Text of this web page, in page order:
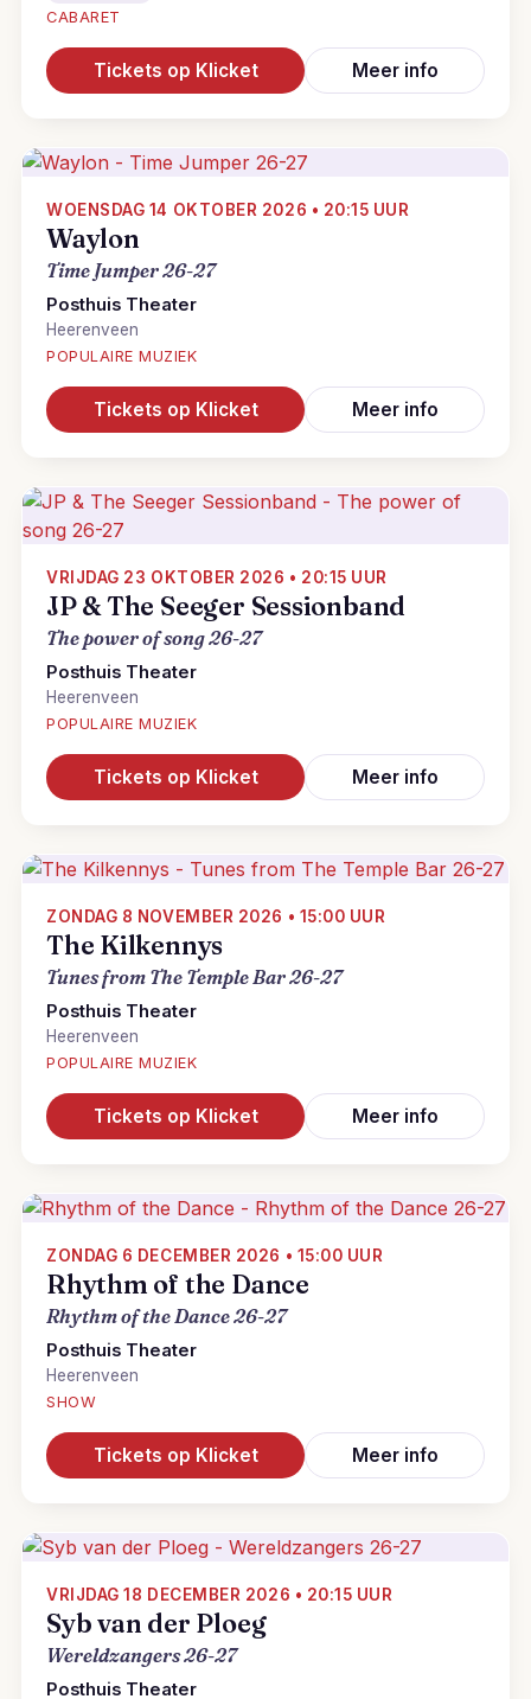
CABARET
Tickets op Klicket Meer info
WOENSDAG 14 OKTOBER 2026 • 20:15 UUR
Waylon
Time Jumper 26-27
Posthuis Theater
Heerenveen
POPULAIRE MUZIEK
Tickets op Klicket Meer info
VRIJDAG 23 OKTOBER 2026 • 20:15 UUR
JP & The Seeger Sessionband
The power of song 26-27
Posthuis Theater
Heerenveen
POPULAIRE MUZIEK
Tickets op Klicket Meer info
ZONDAG 8 NOVEMBER 2026 • 15:00 UUR
The Kilkennys
Tunes from The Temple Bar 26-27
Posthuis Theater
Heerenveen
POPULAIRE MUZIEK
Tickets op Klicket Meer info
ZONDAG 6 DECEMBER 2026 • 15:00 UUR
Rhythm of the Dance
Rhythm of the Dance 26-27
Posthuis Theater
Heerenveen
SHOW
Tickets op Klicket Meer info
VRIJDAG 18 DECEMBER 2026 • 20:15 UUR
Syb van der Ploeg
Wereldzangers 26-27
Posthuis Theater